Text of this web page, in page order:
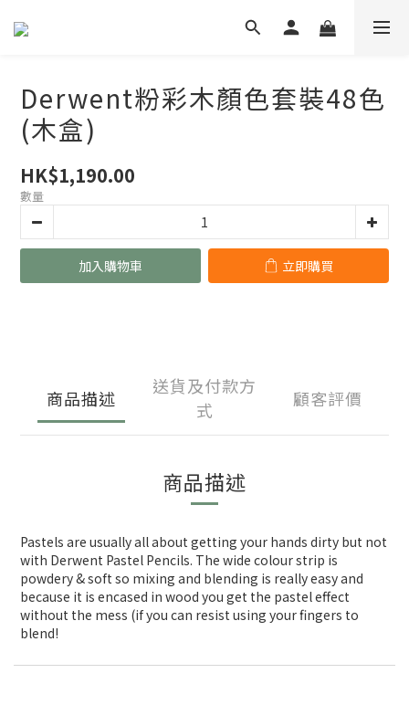
Derwent粉彩木顏色套裝48色
(木盒)
HK$1,190.00
數量
加入購物車 立即購買
商品描述
送貨及付款方
式
顧客評價
商品描述
Pastels are usually all about getting your hands dirty but not
with Derwent Pastel Pencils. The wide colour strip is
powdery & soft so mixing and blending is really easy and
because it is encased in wood you get the pastel effect
without the mess (if you can resist using your fingers to
blend!